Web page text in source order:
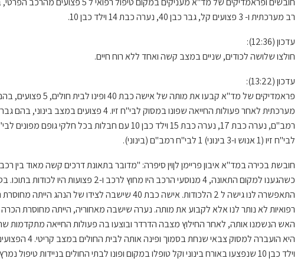
רב מערכתית ו- 3 פצועים קל, גבר כבן 40, נערה כבת 14 וילד כבן 10.
עדכון (12:36):
חולצו שלושה לכודים, שניים במצב קשה ואחד ללא רוח חיים.
עדכון (13:22):
לבי"ח זיו (1 אנוש ו-3 בינוני) 1 לבי"ח רמב"ם (בינוני).
חובשת בכירה במד"א איבון פריימן לןוין סיפרה: "מדובר בתאונת דרכים קשה מאוד בין
כשהגענו למקום התאונה, 4 מנוסעי הרכב היו
התאפשרה לנו גישה ל 2 הלכודות. אישה כבת 40 שישבה
רפואיות לא נותר לנו אלא לקבוע את מותה. נערה שישבה מאחוריה, הייתה מחוסרת הכרה
האש הנשמנו אותה, לאחר החילוץ מצבה הדרדר ובוצעו בה פעולות החייאה מתקדמות
וילד כבן 10 שנפצעו באורח בינוני וקל טופלו במקום ופונו לבתי החולים בניידות טיפול נמרץ של מד"א ובמסוק."